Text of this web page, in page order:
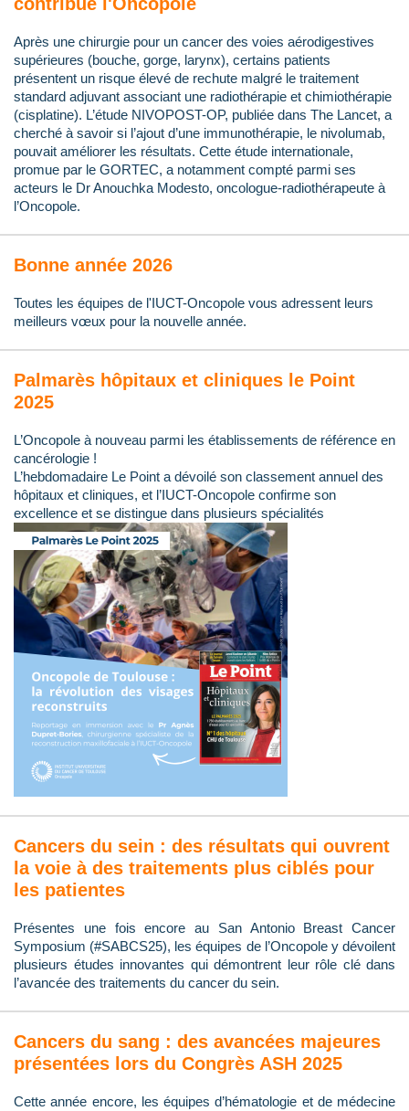
Après une chirurgie pour un cancer des voies aérodigestives
supérieures (bouche, gorge, larynx), certains patients
présentent un risque élevé de rechute malgré le traitement
standard adjuvant associant une radiothérapie et chimiothérapie
(cisplatine). L’étude NIVOPOST-OP, publiée dans The Lancet, a
cherché à savoir si l’ajout d’une immunothérapie, le nivolumab,
pouvait améliorer les résultats. Cette étude internationale,
promue par le GORTEC, a notamment compté parmi ses
acteurs le Dr Anouchka Modesto, oncologue-radiothérapeute à
l’Oncopole.
Bonne année 2026
Toutes les équipes de l'IUCT-Oncopole vous adressent leurs
meilleurs vœux pour la nouvelle année.
Palmarès hôpitaux et cliniques le Point
2025
L’Oncopole à nouveau parmi les établissements de référence en
cancérologie !
L’hebdomadaire Le Point a dévoilé son classement annuel des
hôpitaux et cliniques, et l’IUCT-Oncopole confirme son
excellence et se distingue dans plusieurs spécialités
Cancers du sein : des résultats qui ouvrent
la voie à des traitements plus ciblés pour
les patientes
Présentes une fois encore au San Antonio Breast Cancer
Symposium (#SABCS25), les équipes de l’Oncopole y dévoilent
plusieurs études innovantes qui démontrent leur rôle clé dans
l’avancée des traitements du cancer du sein.
Cancers du sang : des avancées majeures
présentées lors du Congrès ASH 2025
Cette année encore, les équipes d’hématologie et de médecine